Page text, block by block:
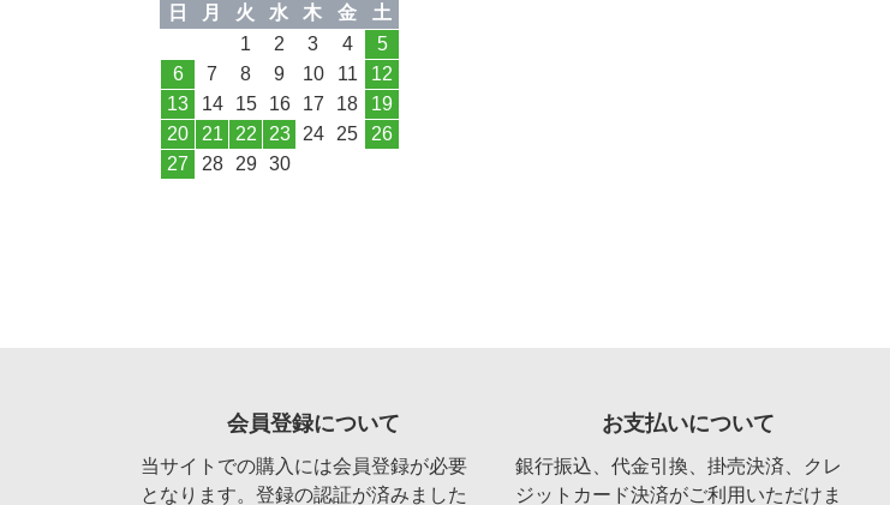
日
月 火 水 木 金
土
1
2 3 4
5
6
7 8 9 10 11
12
13
14 15 16 17 18
19
20
21 22 23 24 25
26
27
28 29 30
会員登録について
当サイトでの購入には会員登録が必要
となります。登録の認証が済みました
お支払いについて
銀行振込、代金引換、掛売決済、クレ
ジットカード決済がご利用いただけま